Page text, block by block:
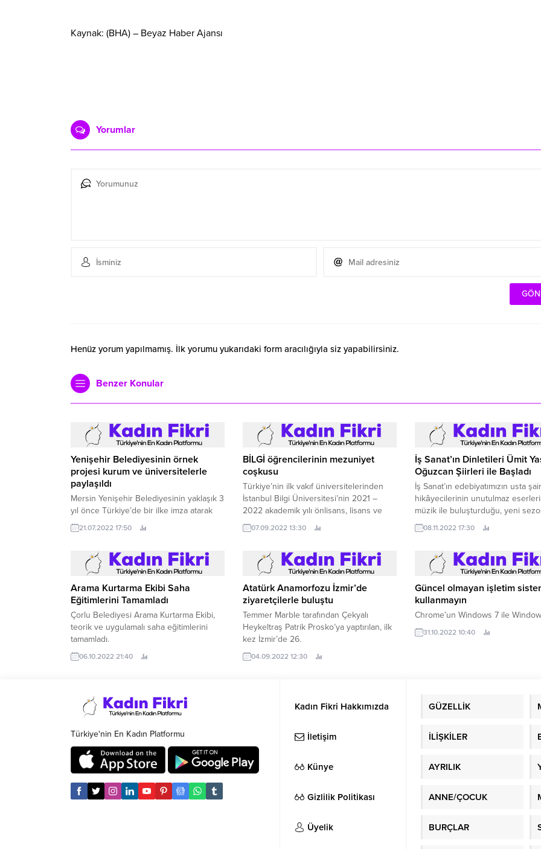
Kaynak: (BHA) – Beyaz Haber Ajansı
Yorumlar
Henüz yorum yapılmamış. İlk yorumu yukarıdaki form aracılığıyla siz yapabilirsiniz.
Benzer Konular
Yenişehir Belediyesinin örnek
projesi kurum ve üniversitelerle
paylaşıldı
Mersin Yenişehir Belediyesinin yaklaşık 3
yıl önce Türkiye’de bir ilke imza atarak
hayata geçirdiği Erken Çocukluk Gelişimi
Projesi; Yenişehir Modeli ile yüzlerce
21.07.2022 17:50
BİLGİ öğrencilerinin mezuniyet
coşkusu
Türkiye’nin ilk vakıf üniversitelerinden
İstanbul Bilgi Üniversitesi’nin 2021 –
2022 akademik yılı önlisans, lisans ve
lisansüstü mezunları 5-6 Eylül
tarihlerinde düzenlenen törenlerde
07.09.2022 13:30
İş Sanat’ın Dinletileri Ümit
Oğuzcan Şiirleri ile Başladı
İş Sanat’ın edebiyatımızın usta
hikâyecilerinin unutulmaz
müzik ile buluşturduğu, yeni
dinletisi İş Kuleleri Salonu’nda
Oğuzcan şiirleri ile başladı.
08.11.2022 17:30
Arama Kurtarma Ekibi Saha
Eğitimlerini Tamamladı
Çorlu Belediyesi Arama Kurtarma Ekibi,
teorik ve uygulamalı saha eğitimlerini
tamamladı.
06.10.2022 21:40
Atatürk Anamorfozu İzmir’de
ziyaretçilerle buluştu
Temmer Marble tarafından Çekyalı
Heykeltraş Patrik Prosko’ya yaptırılan, ilk
kez İzmir’de 26.
04.09.2022 12:30
Güncel olmayan işletim
kullanmayın
Chrome’un Windows 7 ile
31.10.2022 10:40
Türkiye'nin En Kadın Platformu
Kadın Fikri Hakkımızda
İletişim
Künye
Gizlilik Politikası
Üyelik
GÜZELLİK
İLİŞKİLER
AYRILIK
ANNE/ÇOCUK
BURÇLAR